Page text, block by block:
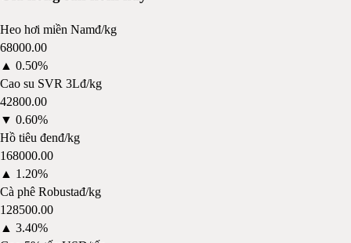
Heo hơi miền Namđ/kg
68000.00
▲ 0.50%
Cao su SVR 3Lđ/kg
42800.00
▼ 0.60%
Hồ tiêu đenđ/kg
168000.00
▲ 1.20%
Cà phê Robustađ/kg
128500.00
▲ 3.40%